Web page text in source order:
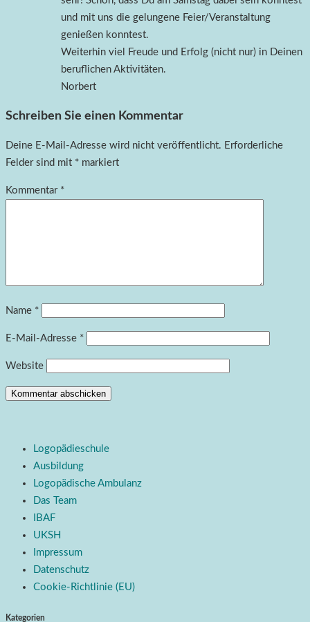
und mit uns die gelungene Feier/Veranstaltung
genießen konntest.
Weiterhin viel Freude und Erfolg (nicht nur) in Deinen
beruflichen Aktivitäten.
Norbert
Schreiben Sie einen Kommentar
Deine E-Mail-Adresse wird nicht veröffentlicht. Erforderliche
Felder sind mit * markiert
Kommentar *
Name *
E-Mail-Adresse *
Website
Logopädieschule
Ausbildung
Logopädische Ambulanz
Das Team
IBAF
UKSH
Impressum
Datenschutz
Cookie-Richtlinie (EU)
Kategorien